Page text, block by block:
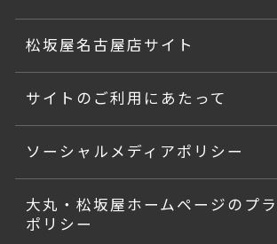
松坂屋名古屋店サイト
サイトのご利用にあたって
ソーシャルメディアポリシー
大丸・松坂屋ホームページのプ
ポリシー